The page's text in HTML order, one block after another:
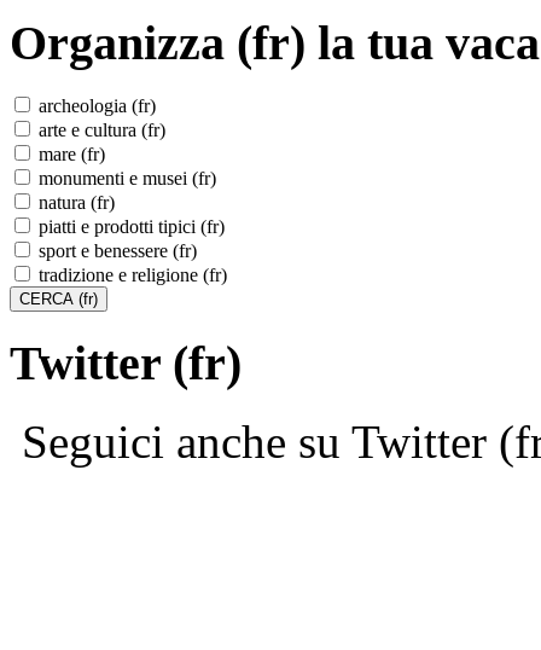
Organizza (fr) la tua
archeologia (fr)
arte e cultura (fr)
mare (fr)
monumenti e musei (fr)
natura (fr)
piatti e prodotti tipici (fr)
sport e benessere (fr)
tradizione e religione (fr)
Twitter (fr)
Seguici anche su Twitter